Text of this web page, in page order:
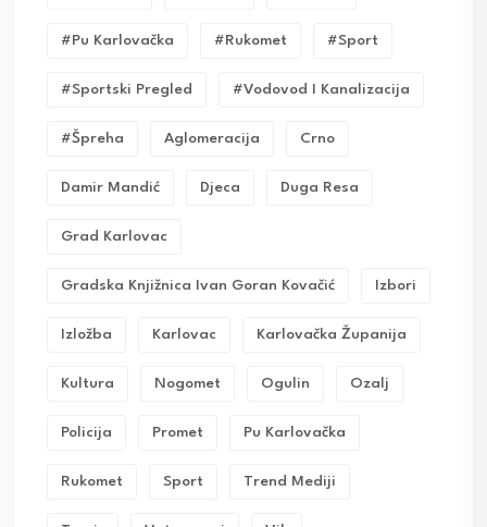
#pu Karlovačka #rukomet #sport
#sportski Pregled #vodovod I Kanalizacija
#Špreha Aglomeracija Crno
Damir Mandić Djeca Duga Resa
Grad Karlovac
Gradska Knjižnica Ivan Goran Kovačić Izbori
Izložba Karlovac Karlovačka Županija
Kultura Nogomet Ogulin Ozalj
Policija Promet Pu Karlovačka
Rukomet Sport Trend Mediji